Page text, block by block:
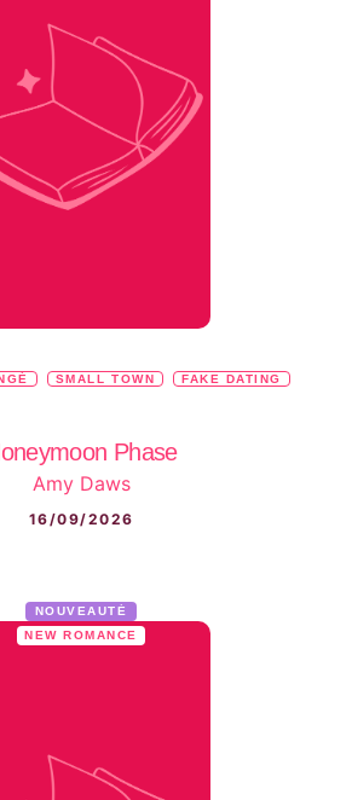
SMALL TOWN FAKE DATING
Phase
Amy Daws
16/09/2026
NOUVEAUTÉ
NEW ROMANCE